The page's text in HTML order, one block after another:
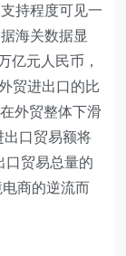
持程度可见一
海关数据显
亿元人民币，
贸进出口的比
外贸整体下滑
出口贸易额将
口贸易总量的
商的逆流而